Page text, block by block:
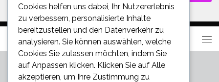
Cookies helfen uns dabei, Ihr Nutzererlebnis
zu verbessern, personalisierte Inhalte
bereitzustellen und den Datenverkehr zu
analysieren. Sie können auswählen, welche
Cookies Sie zulassen möchten, indem Sie
auf Anpassen klicken. Klicken Sie auf Alle
akzeptieren , um Ihre Zustimmung zu